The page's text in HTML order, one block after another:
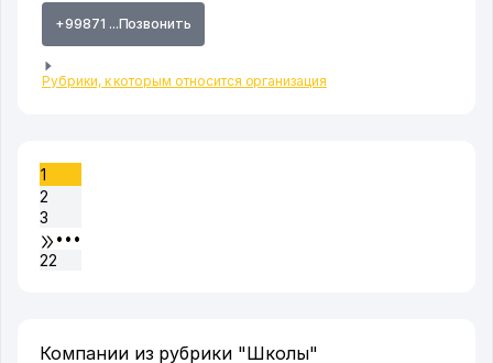
+99871 ...Позвонить
Рубрики, к которым относится организация
1
2
3
•••
22
Компании из рубрики "Школы"